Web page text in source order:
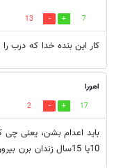
7
13
کار این بنده خدا که درب
اهورا
17
2
باید اعدام بشن، یعنی
10یا 15سال زندان برن بیرون و دوباره این کار های وحشیانه رو بکنن